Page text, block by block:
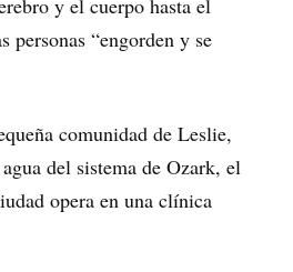
y el cuerpo hasta el
personas “engorden y se
comunidad de Leslie,
del sistema de Ozark, el
opera en una clínica